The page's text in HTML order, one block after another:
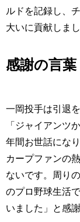
ルドを記録し、
大いに貢献しまし
感謝の言葉
一岡投手は引退
「ジャイアンツ
年間お世話にな
カープファンの
ないです。周り
のプロ野球生活
いました」と感